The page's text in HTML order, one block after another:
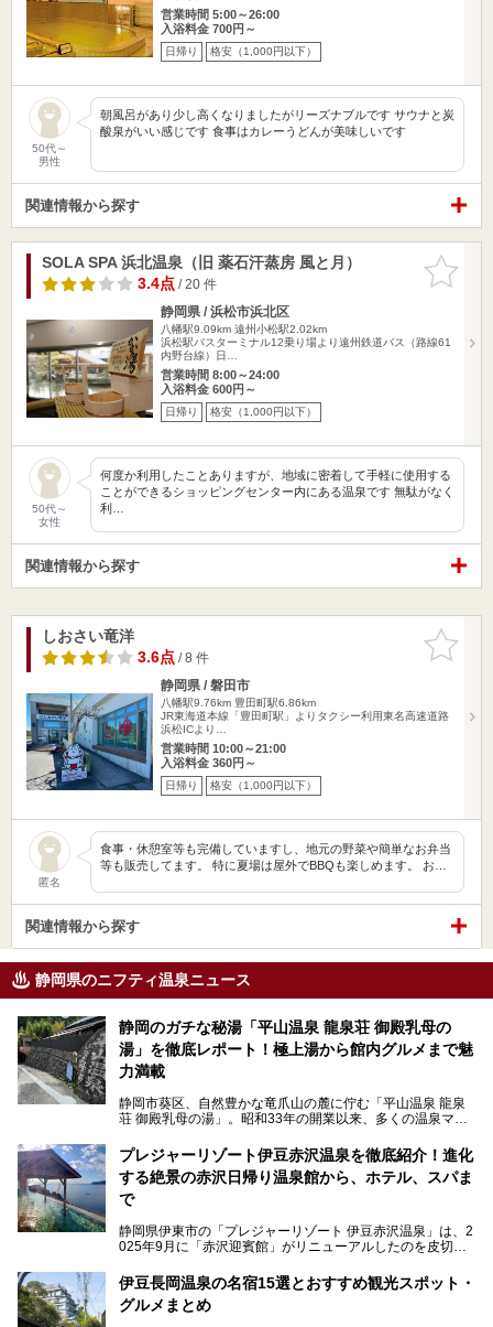
営業時間 5:00～26:00
入浴料金 700円～
日帰り 格安（1,000円以下）
50代～
男性
朝風呂があり少し高くなりましたがリーズナブルです サウナと炭
酸泉がいい感じです 食事はカレーうどんが美味しいです
関連情報から探す
お気に入
りに追加
SOLA SPA 浜北温泉（旧 薬石汗蒸房 風と月）
3.4点/ 20 件
静岡県 / 浜松市浜北区
八幡駅9.09km 遠州小松駅2.02km
浜松駅バスターミナル12乗り場より遠州鉄道バス（路線61
内野台線）日…
営業時間 8:00～24:00
入浴料金 600円～
日帰り 格安（1,000円以下）
50代～
女性
何度か利用したことありますが、地域に密着して手軽に使用する
ことができるショッピングセンター内にある温泉です 無駄がなく
利…
関連情報から探す
お気に入
りに追加
しおさい竜洋
3.6点/ 8 件
静岡県 / 磐田市
八幡駅9.76km 豊田町駅6.86km
JR東海道本線「豊田町駅」よりタクシー利用東名高速道路
浜松ICより…
営業時間 10:00～21:00
入浴料金 360円～
日帰り 格安（1,000円以下）
匿名
食事・休憩室等も完備していますし、地元の野菜や簡単なお弁当
等も販売してます。 特に夏場は屋外でBBQも楽しめます。 お…
関連情報から探す
静岡県のニフティ温泉ニュース
静岡のガチな秘湯「平山温泉 龍泉荘 御殿乳母の
湯」を徹底レポート！極上湯から館内グルメまで魅
力満載
静岡市葵区、自然豊かな竜爪山の麓に佇む「平山温泉 龍泉
荘 御殿乳母の湯」。昭和33年の開業以来、多くの温泉マニ
極上温泉です。お湯はもちろん、実はグルメも揃っているん
です。多くのファンを持つ、その圧倒的なこだわりと魅力を
解説します。
プレジャーリゾート伊豆赤沢温泉を徹底紹介！進化
する絶景の赤沢日帰り温泉館から、ホテル、スパま
で
静岡県伊東市の「プレジャーリゾート 伊豆赤沢温泉」は、2
025年9月に「赤沢迎賓館」がリニューアルしたのを皮切り
館」、「RED 28 HOTEL」がリニューアル。さらにこのあ
とグランピング施設のGRAX EARTH FIELD（グラックスア
ースフィールド）、大型屋内アミューズメント施設のPLEA
伊豆長岡温泉の名宿15選とおすすめ観光スポット・
グルメまとめ